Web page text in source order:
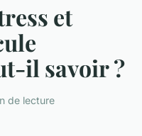
et
il savoir ?
de lecture